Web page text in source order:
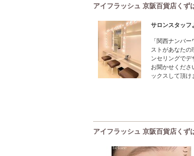
アイフラッシュ 京阪百貨店く
サロンスタッフ
「関西ナンバ
ストがあなたの
ンセリングでデ
お聞かせくださ
ックスして頂け
アイフラッシュ 京阪百貨店く